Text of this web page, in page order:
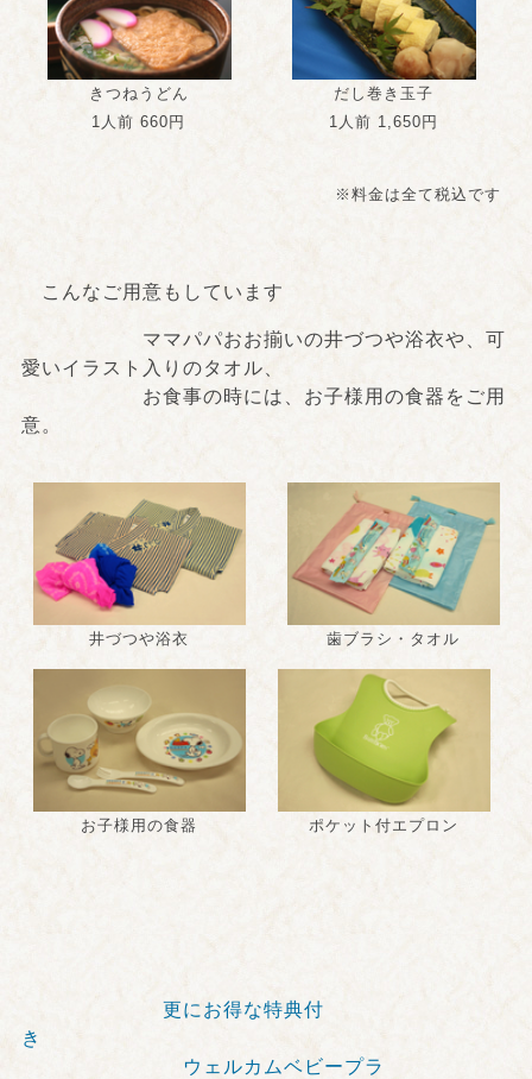
きつねうどん
1人前 660円
だし巻き玉子
1人前 1,650円
※料金は全て税込です
こんなご用意もしています
ママパパおお揃いの井づつや浴衣や、可
愛いイラスト入りのタオル、
お食事の時には、お子様用の食器をご用
意。
井づつや浴衣 歯ブラシ・タオル
お子様用の食器 ポケット付エプロン
更にお得な特典付
き
ウェルカムベビープラ